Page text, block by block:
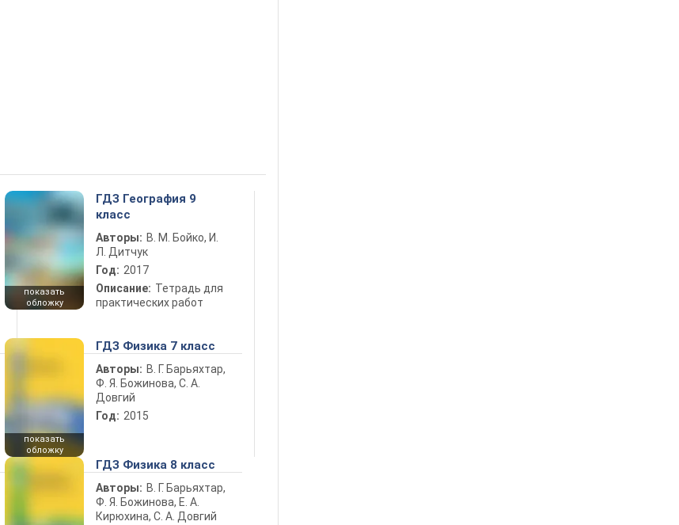
показать
обложку
ГДЗ География 9
класс
Авторы: В. М. Бойко, И.
Л. Дитчук
Год: 2017
Описание: Тетрадь для
практических работ
показать
обложку
ГДЗ Физика 7 класс
Авторы: В. Г. Барьяхтар,
Ф. Я. Божинова, С. А.
Довгий
Год: 2015
ГДЗ Физика 8 класс
Авторы: В. Г. Барьяхтар,
Ф. Я. Божинова, Е. А.
Кирюхина, С. А. Довгий